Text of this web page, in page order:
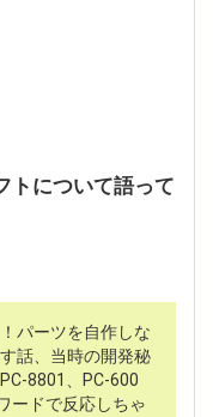
トについて語って
パーツを自作しな
話、当時の開発秘
8801、PC-600
ードで反応しちゃ